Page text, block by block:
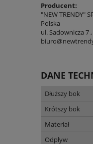
Producent:
"NEW TRENDY"
Polska
ul. Sadownicza 7
DANE
Dłuższy bok
Krótszy bok
Materiał
Odpływ